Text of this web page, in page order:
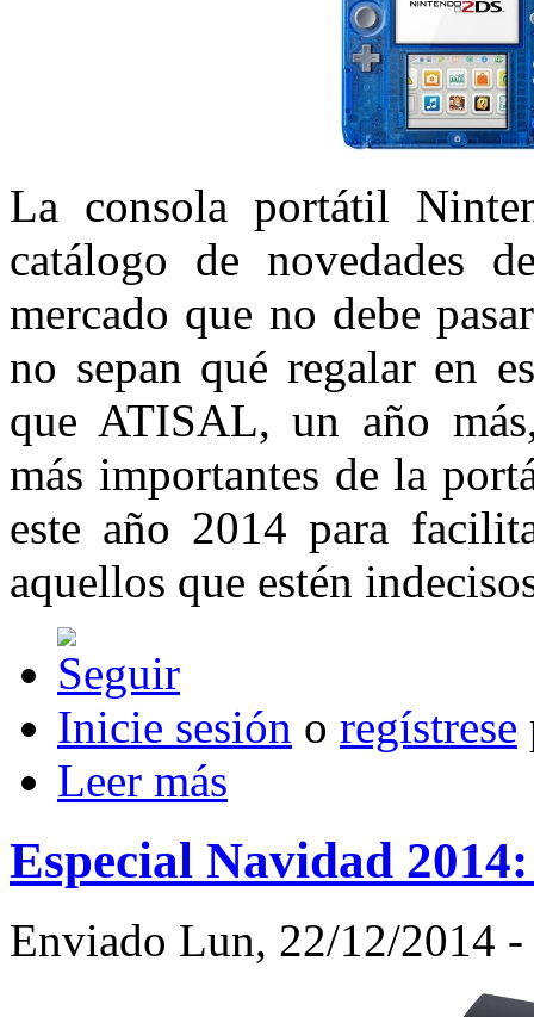
La consola portátil
catálogo de novedades
mercado que no debe
no sepan qué regalar en
que ATISAL, un año
más importantes de la
este año 2014 para
aquellos que estén
Inicie sesión o regístrese
Leer más
Especial Navidad
Enviado Lun, 22/12/2014